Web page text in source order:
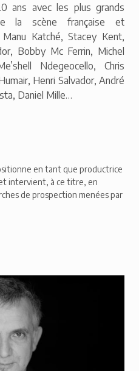
ans avec les plus grands
la scène française et
Katché, Stacey Kent,
Bobby Mc Ferrin, Michel
Ndegeocello, Chris
Henri Salvador, André
Daniel Mille…
en tant que productrice
intervient, à ce titre, en
de prospection menées par